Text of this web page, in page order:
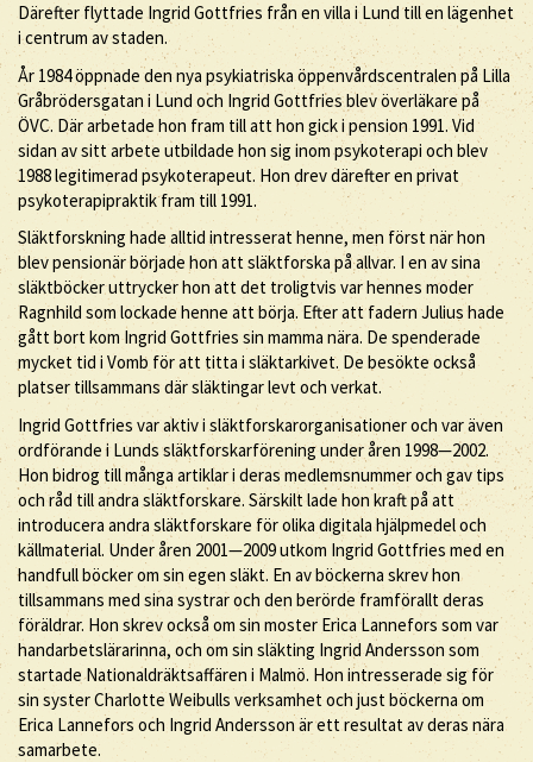
Därefter flyttade Ingrid Gottfries från en villa i Lund till en lägenhet
i centrum av staden.
År 1984 öppnade den nya psykiatriska öppenvårdscentralen på Lilla
Gråbrödersgatan i Lund och Ingrid Gottfries blev överläkare på
ÖVC. Där arbetade hon fram till att hon gick i pension 1991. Vid
sidan av sitt arbete utbildade hon sig inom psykoterapi och blev
1988 legitimerad psykoterapeut. Hon drev därefter en privat
psykoterapipraktik fram till 1991.
Släktforskning hade alltid intresserat henne, men först när hon
blev pensionär började hon att släktforska på allvar. I en av sina
släktböcker uttrycker hon att det troligtvis var hennes moder
Ragnhild som lockade henne att börja. Efter att fadern Julius hade
gått bort kom Ingrid Gottfries sin mamma nära. De spenderade
mycket tid i Vomb för att titta i släktarkivet. De besökte också
platser tillsammans där släktingar levt och verkat.
Ingrid Gottfries var aktiv i släktforskarorganisationer och var även
ordförande i Lunds släktforskarförening under åren 1998—2002.
Hon bidrog till många artiklar i deras medlemsnummer och gav tips
och råd till andra släktforskare. Särskilt lade hon kraft på att
introducera andra släktforskare för olika digitala hjälpmedel och
källmaterial. Under åren 2001—2009 utkom Ingrid Gottfries med en
handfull böcker om sin egen släkt. En av böckerna skrev hon
tillsammans med sina systrar och den berörde framförallt deras
föräldrar. Hon skrev också om sin moster Erica Lannefors som var
handarbetslärarinna, och om sin släkting Ingrid Andersson som
startade Nationaldräktsaffären i Malmö. Hon intresserade sig för
sin syster Charlotte Weibulls verksamhet och just böckerna om
Erica Lannefors och Ingrid Andersson är ett resultat av deras nära
samarbete.